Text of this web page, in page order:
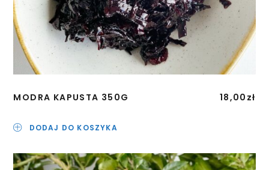
MODRA KAPUSTA 350G 18,00 zł
DODAJ DO KOSZYKA